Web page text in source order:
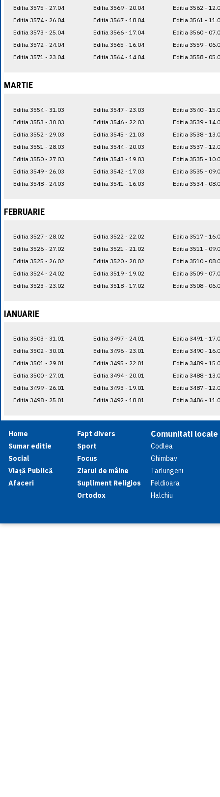
Editia 3575 - 27.04
Editia 3574 - 26.04
Editia 3573 - 25.04
Editia 3572 - 24.04
Editia 3571 - 23.04
Editia 3569 - 20.04
Editia 3567 - 18.04
Editia 3566 - 17.04
Editia 3565 - 16.04
Editia 3564 - 14.04
Editia 3562 -
Editia 3561 -
Editia 3560 -
Editia 3559 -
Editia 3558 -
MARTIE
Editia 3554 - 31.03
Editia 3553 - 30.03
Editia 3552 - 29.03
Editia 3551 - 28.03
Editia 3550 - 27.03
Editia 3549 - 26.03
Editia 3548 - 24.03
Editia 3547 - 23.03
Editia 3546 - 22.03
Editia 3545 - 21.03
Editia 3544 - 20.03
Editia 3543 - 19.03
Editia 3542 - 17.03
Editia 3541 - 16.03
Editia 3540 -
Editia 3539 -
Editia 3538 -
Editia 3537 -
Editia 3535 -
Editia 3535 -
Editia 3534 -
FEBRUARIE
Editia 3527 - 28.02
Editia 3526 - 27.02
Editia 3525 - 26.02
Editia 3524 - 24.02
Editia 3523 - 23.02
Editia 3522 - 22.02
Editia 3521 - 21.02
Editia 3520 - 20.02
Editia 3519 - 19.02
Editia 3518 - 17.02
Editia 3517 -
Editia 3511 -
Editia 3510 -
Editia 3509 -
Editia 3508 -
IANUARIE
Editia 3503 - 31.01
Editia 3502 - 30.01
Editia 3501 - 29.01
Editia 3500 - 27.01
Editia 3499 - 26.01
Editia 3498 - 25.01
Editia 3497 - 24.01
Editia 3496 - 23.01
Editia 3495 - 22.01
Editia 3494 - 20.01
Editia 3493 - 19.01
Editia 3492 - 18.01
Editia 3491 -
Editia 3490 -
Editia 3489 -
Editia 3488 -
Editia 3487 -
Editia 3486 -
Home
Sumar editie
Social
Viață Publică
Afaceri
Fapt divers
Sport
Focus
Ziarul de mâine
Supliment Religios
Ortodox
Comunitati locale
Codlea
Ghimbav
Tarlungeni
Feldioara
Halchiu